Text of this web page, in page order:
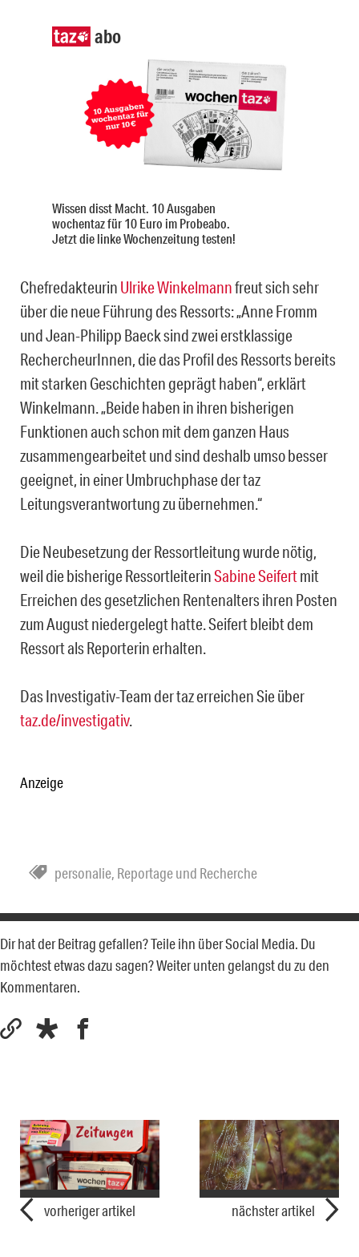
abo
Wissen disst Macht. 10 Ausgaben
wochentaz für 10 Euro im Probeabo.
Jetzt die linke Wochenzeitung testen!
Chefredakteurin Ulrike Winkelmannfreut sich sehr
über die neue Führung des Ressorts: „Anne Fromm
und Jean-Philipp Baeck sind zwei erstklassige
RechercheurInnen, die das Profil des Ressorts bereits
mit starken Geschichten geprägt haben“, erklärt
Winkelmann. „Beide haben in ihren bisherigen
Funktionen auch schon mit dem ganzen Haus
zusammengearbeitet und sind deshalb umso besser
geeignet, in einer Umbruchphase der taz
Leitungsverantwortung zu übernehmen.“
Die Neubesetzung der Ressortleitung wurde nötig,
weil die bisherige RessortleiterinSabine Seifertmit
Erreichen des gesetzlichen Rentenalters ihren Posten
zum August niedergelegt hatte. Seifert bleibt dem
Ressort als Reporterin erhalten.
Das Investigativ-Team der taz erreichen Sie über
taz.de/investigativ.
Anzeige
personalie, Reportage und Recherche
Dir hat der Beitrag gefallen? Teile ihn über Social Media. Du
möchtest etwas dazu sagen? Weiter unten gelangst du zu den
Kommentaren.
vorheriger artikel nächster artikel